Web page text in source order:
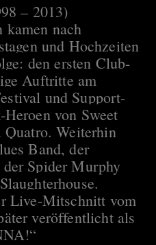
– 2013)
nach
und Hochzeiten
den ersten Club-
Auftritte am
und Support-
von Sweet
Quatro. Weiterhin
Band, der
Spider Murphy
Live-Mitschnitt vom
veröffentlicht als